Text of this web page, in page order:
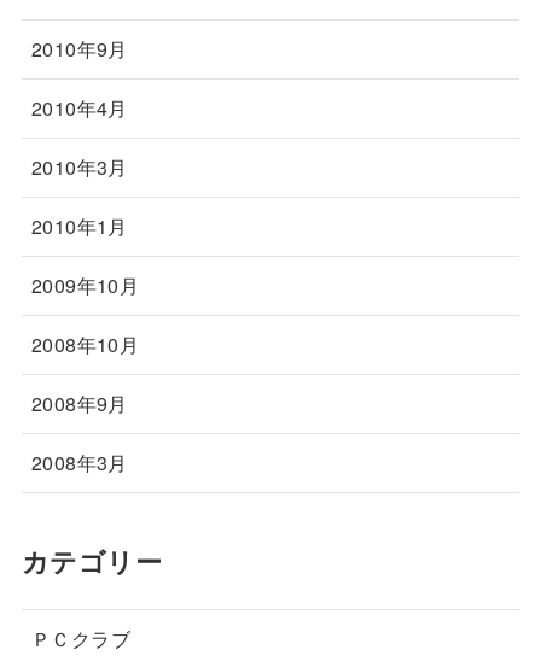
2010年9月
2010年4月
2010年3月
2010年1月
2009年10月
2008年10月
2008年9月
2008年3月
カテゴリー
ＰＣクラブ